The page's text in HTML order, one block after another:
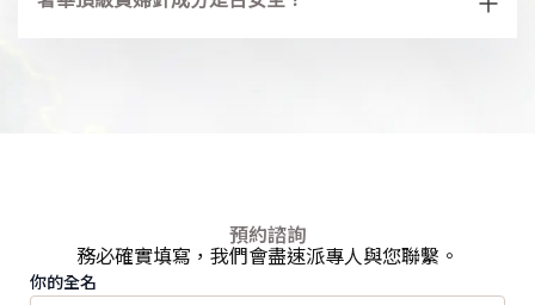
預約諮詢
務必確實填寫，我們會盡速派專人與您聯繫。
你的全名